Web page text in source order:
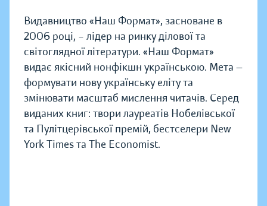
Видавництво «Наш Формат», засноване в
2006 році, – лідер на ринку ділової та
світоглядної літератури. «Наш Формат»
видає якісний нонфікшн українською. Мета —
формувати нову українську еліту та
змінювати масштаб мислення читачів. Серед
виданих книг: твори лауреатів Нобелівської
та Пулітцерівської премій, бестселери New
York Times та The Economist.